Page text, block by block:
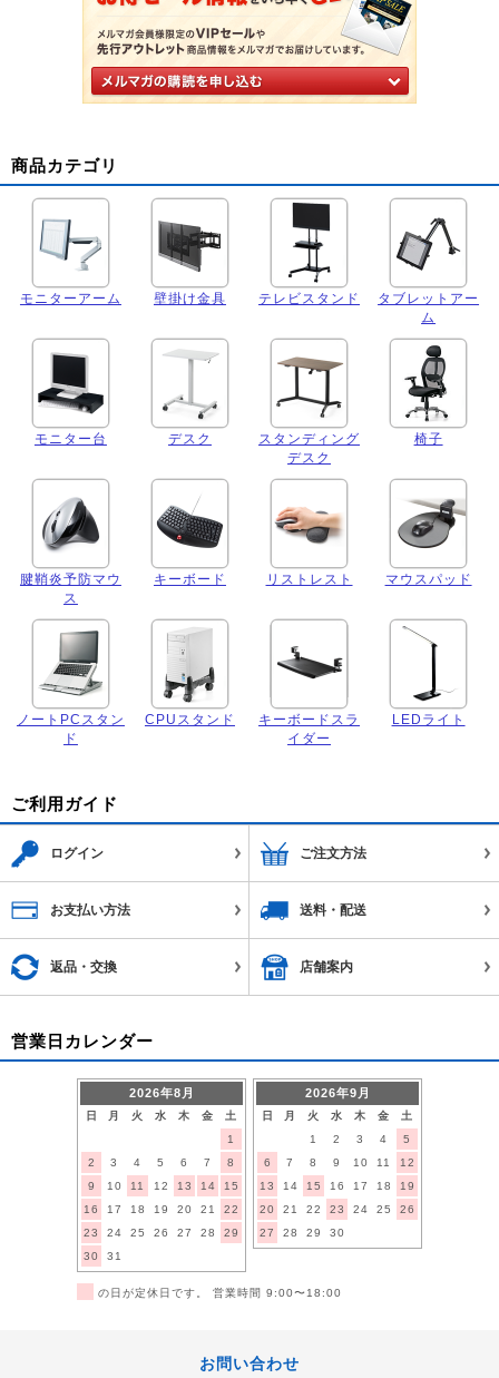
商品カテゴリ
モニターアーム 壁掛け金具 テレビスタンド
タブレットアー
ム
モニター台 デスク
スタンディング
デスク
椅子
腱鞘炎予防マウ
ス
キーボード リストレスト マウスパッド
ノートPCスタン
ド
CPUスタンド
キーボードスラ
イダー
LEDライト
ご利用ガイド
ログイン ご注文方法
お支払い方法 送料・配送
返品・交換 店舗案内
営業日カレンダー
2026年8月
日 月 火 水 木 金
土
1
2
3 4 5 6 7
8
9
10 11 12 13 14
15
16
17 18 19 20 21
22
23
24 25 26 27 28
29
30
31
2026年9月
日 月 火 水 木 金
土
1
2 3 4
5
6
7 8 9 10 11
12
13
14 15 16 17 18
19
20
21 22 23 24 25
26
27
28 29 30
の日が定休日です。 営業時間 9:00〜18:00
お問い合わせ